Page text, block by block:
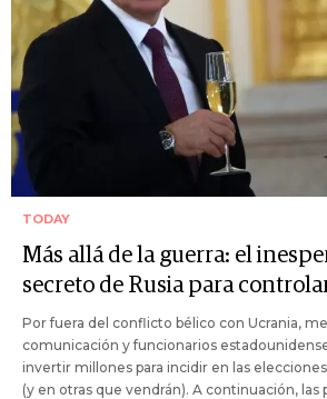
TODAY
Más allá de la guerra: el
secreto de Rusia para
Por fuera del conflicto bélico con Ucrania,
comunicación y funcionarios
invertir millones para incidir en las
(y en otras que vendrán). A continuación, las